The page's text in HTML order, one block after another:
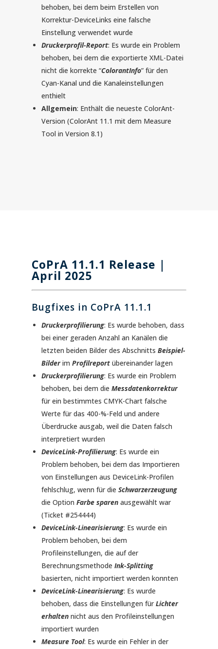
behoben, bei dem beim Erstellen von
Korrektur-DeviceLinks eine falsche
Einstellung verwendet wurde
Druckerprofil-Report: Es wurde ein Problem
behoben, bei dem die exportierte XML-Datei
nicht die korrekte “ColorantInfo” für den
Cyan-Kanal und die Kanaleinstellungen
enthielt
Allgemein: Enthält die neueste ColorAnt-
Version (ColorAnt 11.1 mit dem Measure
Tool in Version 8.1)
CoPrA 11.1.1 Release |
April 2025
Bugfixes in CoPrA 11.1.1
Druckerprofilierung: Es wurde behoben, dass
bei einer geraden Anzahl an Kanälen die
letzten beiden Bilder des Abschnitts Beispiel-
Bilderim Profilreportübereinander lagen
Druckerprofilierung: Es wurde ein Problem
behoben, bei dem die Messdatenkorrektur
für ein bestimmtes CMYK-Chart falsche
Werte für das 400-%-Feld und andere
Überdrucke ausgab, weil die Daten falsch
interpretiert wurden
DeviceLink-Profilierung: Es wurde ein
Problem behoben, bei dem das Importieren
von Einstellungen aus DeviceLink-Profilen
fehlschlug, wenn für die Schwarzerzeugung
die Option Farbe sparenausgewählt war
(Ticket #254444)
DeviceLink-Linearisierung: Es wurde ein
Problem behoben, bei dem
Profileinstellungen, die auf der
Berechnungsmethode Ink-Splitting
basierten, nicht importiert werden konnten
DeviceLink-Linearisierung: Es wurde
behoben, dass die Einstellungen fürLichter
erhaltennicht aus den Profileinstellungen
importiert wurden
Measure Tool: Es wurde ein Fehler in der